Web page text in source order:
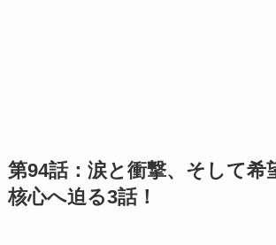
第94話：涙と衝撃、そして
核心へ迫る3話！